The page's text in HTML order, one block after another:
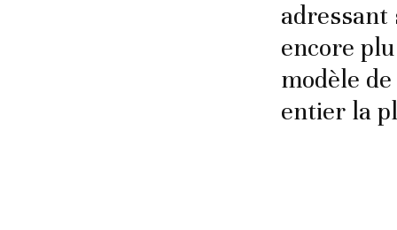
encore
modèle
entier la